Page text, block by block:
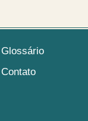
Glossário
Contato